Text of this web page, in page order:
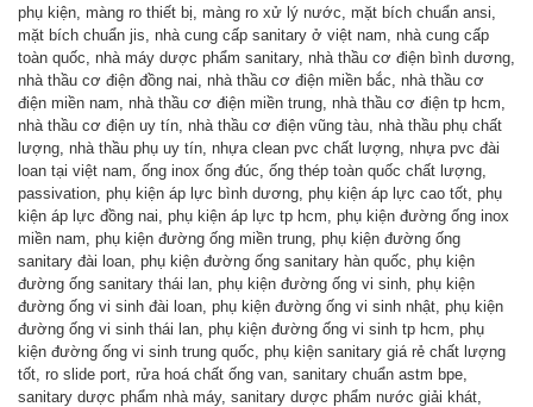
phụ kiện, màng ro thiết bị, màng ro xử lý nước, mặt bích chuẩn ansi,
mặt bích chuẩn jis, nhà cung cấp sanitary ở việt nam, nhà cung cấp
toàn quốc, nhà máy dược phẩm sanitary, nhà thầu cơ điện bình dương,
nhà thầu cơ điện đồng nai, nhà thầu cơ điện miền bắc, nhà thầu cơ
điện miền nam, nhà thầu cơ điện miền trung, nhà thầu cơ điện tp hcm,
nhà thầu cơ điện uy tín, nhà thầu cơ điện vũng tàu, nhà thầu phụ chất
lượng, nhà thầu phụ uy tín, nhựa clean pvc chất lượng, nhựa pvc đài
loan tại việt nam, ống inox ống đúc, ống thép toàn quốc chất lượng,
passivation, phụ kiện áp lực bình dương, phụ kiện áp lực cao tốt, phụ
kiện áp lực đồng nai, phụ kiện áp lực tp hcm, phụ kiện đường ống inox
miền nam, phụ kiện đường ống miền trung, phụ kiện đường ống
sanitary đài loan, phụ kiện đường ống sanitary hàn quốc, phụ kiện
đường ống sanitary thái lan, phụ kiện đường ống vi sinh, phụ kiện
đường ống vi sinh đài loan, phụ kiện đường ống vi sinh nhật, phụ kiện
đường ống vi sinh thái lan, phụ kiện đường ống vi sinh tp hcm, phụ
kiện đường ống vi sinh trung quốc, phụ kiện sanitary giá rẻ chất lượng
tốt, ro slide port, rửa hoá chất ống van, sanitary chuẩn astm bpe,
sanitary dược phẩm nhà máy, sanitary dược phẩm nước giải khát,